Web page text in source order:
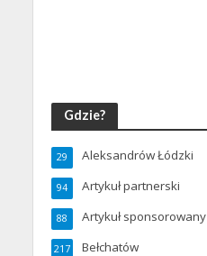
Gdzie?
Aleksandrów Łódzki
29
Artykuł partnerski
94
Artykuł sponsorowany
88
Bełchatów
217